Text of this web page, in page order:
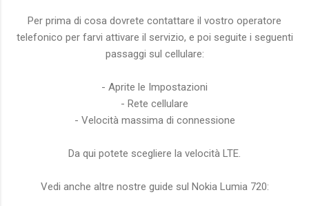
Per prima di cosa dovrete contattare il vostro operatore
telefonico per farvi attivare il servizio, e poi seguite i seguenti
passaggi sul cellulare:
- Aprite le Impostazioni
- Rete cellulare
- Velocità massima di connessione
Da qui potete scegliere la velocità LTE.
Vedi anche altre nostre guide sul Nokia Lumia 720: